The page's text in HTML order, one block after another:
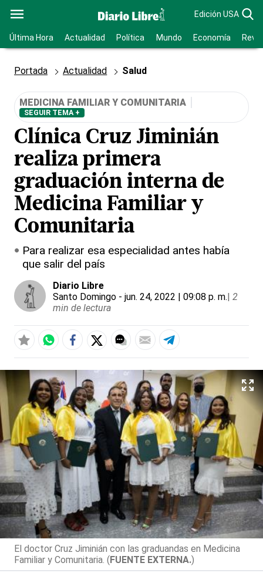
Edición USA
Última Hora Actualidad Política Mundo Economía
Portada Actualidad Salud
MEDICINA FAMILIAR Y COMUNITARIA
SEGUIR TEMA +
Clínica Cruz Jiminián
realiza primera
graduación interna de
Medicina Familiar y
Comunitaria
Para realizar esa especialidad antes había
que salir del país
Diario Libre
Santo Domingo - jun. 24, 2022 | 09:08 p. m.| 2
min de lectura
El doctor Cruz Jiminián con las graduandas en Medicina
Familiar y Comunitaria. (FUENTE EXTERNA.)